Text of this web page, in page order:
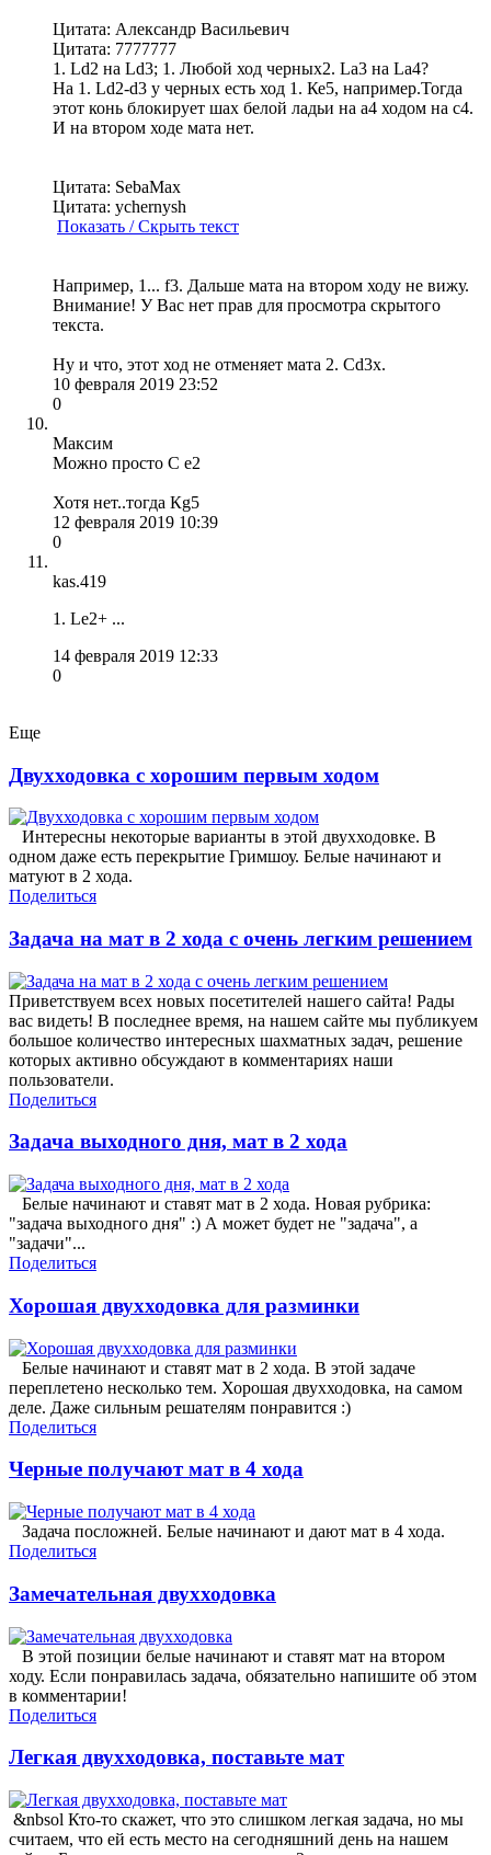
Цитата: Александр Васильевич
Цитата: 7777777
1. Ld2 на Ld3; 1. Любой ход черных2. La3 на La4?
На 1. Ld2-d3 у черных есть ход 1. Ке5, например.Тогда
этот конь блокирует шах белой ладьи на a4 ходом на с4.
И на втором ходе мата нет.
Цитата: SebaMax
Цитата: ychernysh
Показать / Скрыть текст
Например, 1... f3. Дальше мата на втором ходу не вижу.
Внимание! У Вас нет прав для просмотра скрытого
текста.
Ну и что, этот ход не отменяет мата 2. Сd3x.
10 февраля 2019 23:52
0
Максим
Можно просто С е2
Хотя нет..тогда Кg5
12 февраля 2019 10:39
0
kas.419
1. Le2+ ...
14 февраля 2019 12:33
0
Еще
Двухходовка с хорошим первым ходом
Интересны некоторые варианты в этой двухходовке. В
одном даже есть перекрытие Гримшоу. Белые начинают и
матуют в 2 хода.
Поделиться
Задача на мат в 2 хода с очень легким решением
Приветствуем всех новых посетителей нашего сайта! Рады
вас видеть! В последнее время, на нашем сайте мы публикуем
большое количество интересных шахматных задач, решение
которых активно обсуждают в комментариях наши
пользователи.
Поделиться
Задача выходного дня, мат в 2 хода
Белые начинают и ставят мат в 2 хода. Новая рубрика:
"задача выходного дня" :) А может будет не "задача", а
"задачи"...
Поделиться
Хорошая двухходовка для разминки
Белые начинают и ставят мат в 2 хода. В этой задаче
переплетено несколько тем. Хорошая двухходовка, на самом
деле. Даже сильным решателям понравится :)
Поделиться
Черные получают мат в 4 хода
Задача посложней. Белые начинают и дают мат в 4 хода.
Поделиться
Замечательная двухходовка
В этой позиции белые начинают и ставят мат на втором
ходу. Если понравилась задача, обязательно напишите об этом
в комментарии!
Поделиться
Легкая двухходовка, поставьте мат
&nbsol Кто-то скажет, что это слишком легкая задача, но мы
считаем, что ей есть место на сегодняшний день на нашем